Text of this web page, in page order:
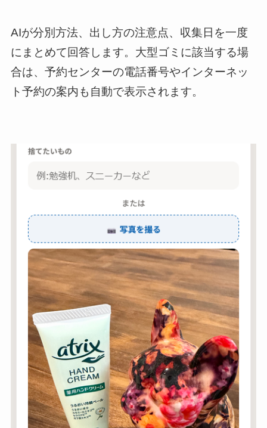
AIが分別方法、出し方の注意点、収集日を一度
にまとめて回答します。大型ゴミに該当する場
合は、予約センターの電話番号やインターネッ
ト予約の案内も自動で表示されます。